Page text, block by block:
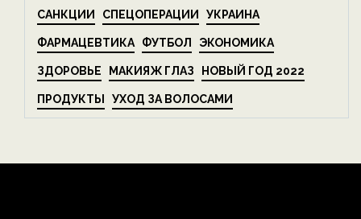
САНКЦИИ СПЕЦОПЕРАЦИИ УКРАИНА
ФАРМАЦЕВТИКА ФУТБОЛ ЭКОНОМИКА
ЗДОРОВЬЕ МАКИЯЖ ГЛАЗ НОВЫЙ ГОД 2022
ПРОДУКТЫ УХОД ЗА ВОЛОСАМИ